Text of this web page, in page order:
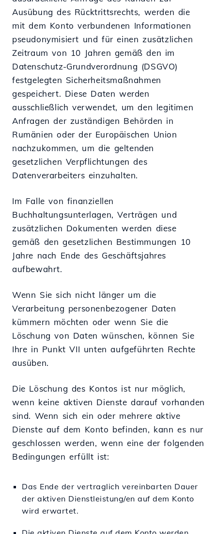
Ausübung des Rücktrittsrechts, werden die
mit dem Konto verbundenen Informationen
pseudonymisiert und für einen zusätzlichen
Zeitraum von 10 Jahren gemäß den im
Datenschutz-Grundverordnung (DSGVO)
festgelegten Sicherheitsmaßnahmen
gespeichert. Diese Daten werden
ausschließlich verwendet, um den legitimen
Anfragen der zuständigen Behörden in
Rumänien oder der Europäischen Union
nachzukommen, um die geltenden
gesetzlichen Verpflichtungen des
Datenverarbeiters einzuhalten.
Im Falle von finanziellen
Buchhaltungsunterlagen, Verträgen und
zusätzlichen Dokumenten werden diese
gemäß den gesetzlichen Bestimmungen 10
Jahre nach Ende des Geschäftsjahres
aufbewahrt.
Wenn Sie sich nicht länger um die
Verarbeitung personenbezogener Daten
kümmern möchten oder wenn Sie die
Löschung von Daten wünschen, können Sie
Ihre in Punkt VII unten aufgeführten Rechte
ausüben.
Die Löschung des Kontos ist nur möglich,
wenn keine aktiven Dienste darauf vorhanden
sind. Wenn sich ein oder mehrere aktive
Dienste auf dem Konto befinden, kann es nur
geschlossen werden, wenn eine der folgenden
Bedingungen erfüllt ist:
Das Ende der vertraglich vereinbarten Dauer
der aktiven Dienstleistung/en auf dem Konto
wird erwartet.